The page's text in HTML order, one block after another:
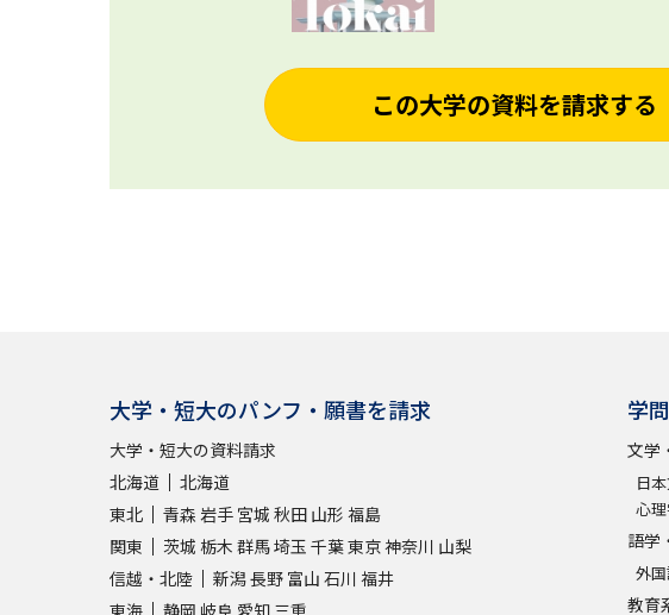
この大学の資料を請求する
大学・短大のパンフ・願書を請求
大学・短大の資料請求
北海道
北海道
東北
青森 岩手 宮城 秋田 山形 福島
関東
茨城 栃木 群馬埼玉 千葉東京神奈川 山梨
信越・北陸
新潟長野 富山 石川 福井
学
文学
日
心
語学
外
教育